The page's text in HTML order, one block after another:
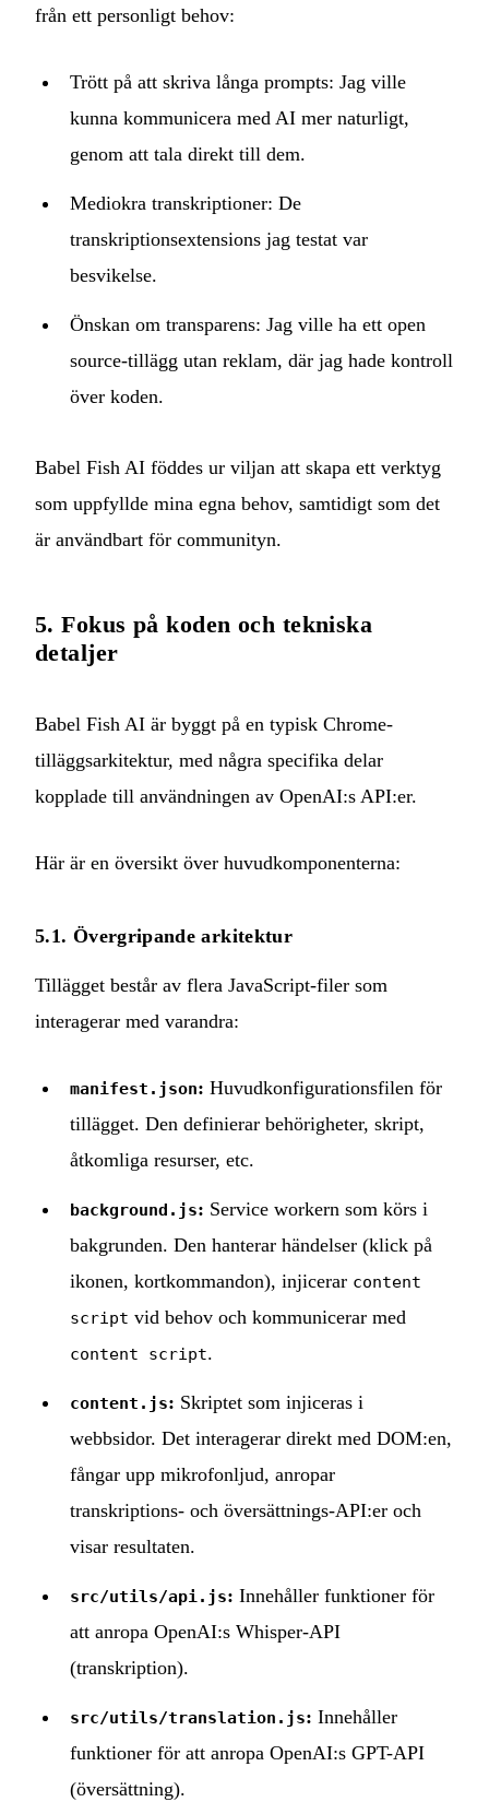
från ett personligt behov:
Trött på att skriva långa prompts: Jag ville
kunna kommunicera med AI mer naturligt,
genom att tala direkt till dem.
Mediokra transkriptioner: De
transkriptionsextensions jag testat var
besvikelse.
Önskan om transparens: Jag ville ha ett open
source-tillägg utan reklam, där jag hade kontroll
över koden.
Babel Fish AI föddes ur viljan att skapa ett verktyg
som uppfyllde mina egna behov, samtidigt som det
är användbart för communityn.
5. Fokus på koden och tekniska
detaljer
Babel Fish AI är byggt på en typisk Chrome-
tilläggsarkitektur, med några specifika delar
kopplade till användningen av OpenAI:s API:er.
Här är en översikt över huvudkomponenterna:
5.1. Övergripande arkitektur
Tillägget består av flera JavaScript-filer som
interagerar med varandra:
manifest.json: Huvudkonfigurationsfilen för
tillägget. Den definierar behörigheter, skript,
åtkomliga resurser, etc.
background.js: Service workern som körs i
bakgrunden. Den hanterar händelser (klick på
ikonen, kortkommandon), injicerar content
script vid behov och kommunicerar med
content script.
content.js: Skriptet som injiceras i
webbsidor. Det interagerar direkt med DOM:en,
fångar upp mikrofonljud, anropar
transkriptions- och översättnings-API:er och
visar resultaten.
src/utils/api.js: Innehåller funktioner för
att anropa OpenAI:s Whisper-API
(transkription).
src/utils/translation.js: Innehåller
funktioner för att anropa OpenAI:s GPT-API
(översättning).